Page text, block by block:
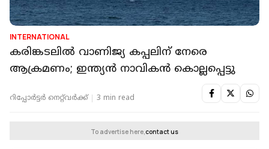
INTERNATIONAL
കരിങ്കടലില്‍ വാണിജ്യ കപ്പലിന് നേരെ
ആക്രമണം; ഇന്ത്യന്‍ നാവികന്‍ കൊല്ലപ്പെട്ടു
റിപ്പോർട്ടർ നെറ്റ്‌വര്‍ക്ക്‌ 3 min read
To advertise here,contact us